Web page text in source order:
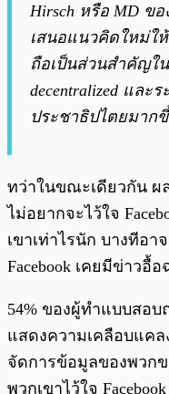
Hirsch หรือ MD ขอ
เสนอแนวคิดใหม่ใ
ถือเป็นส่วนสำคัญใ
decentralized และ
ประชาธิปไตยมาก
ทว่าในขณะเดียวกัน ผ
ไม่อยากจะไว้ใจ
เขาเท่าไรนัก บางทีอา
Facebook เคยมีข่าวอื้
54% ของผู้ทำแบบสอ
แสดงความเคลือบแคล
จัดการข้อมูลของพวก
พวกเขาไว้ใจ